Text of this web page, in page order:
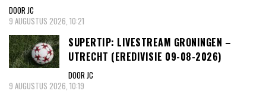
DOOR JC
9 AUGUSTUS 2026, 10:21
SUPERTIP: LIVESTREAM GRONINGEN –
UTRECHT (EREDIVISIE 09-08-2026)
DOOR JC
9 AUGUSTUS 2026, 10:19